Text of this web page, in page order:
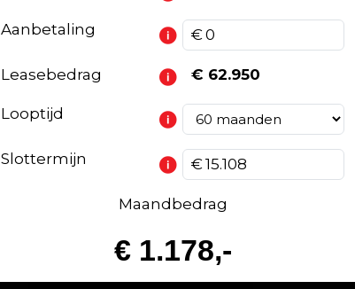
Aanbetaling
Leasebedrag € 62.950
Looptijd
Slottermijn
Maandbedrag
€ 1.178,-